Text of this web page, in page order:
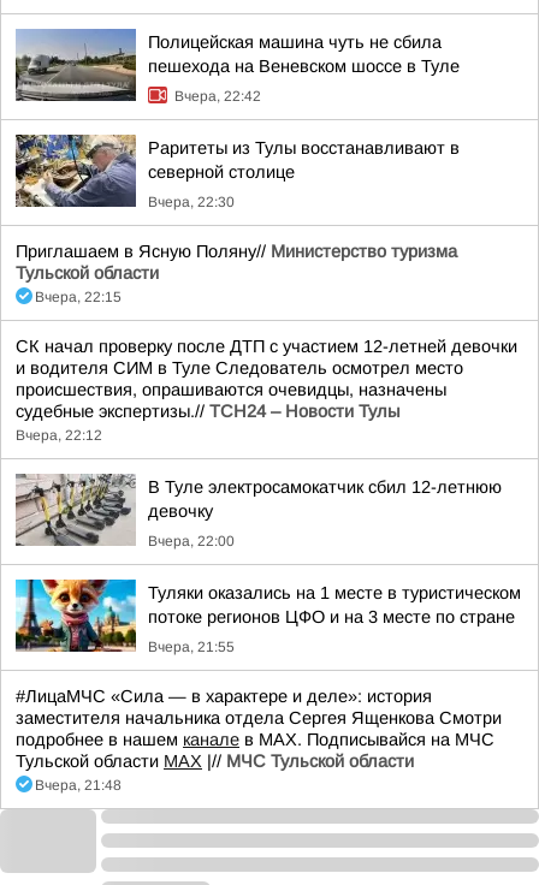
Полицейская машина чуть не сбила
пешехода на Веневском шоссе в Туле
Вчера, 22:42
Раритеты из Тулы восстанавливают в
северной столице
Вчера, 22:30
Приглашаем в Ясную Поляну// Министерство туризма
Тульской области
Вчера, 22:15
СК начал проверку после ДТП с участием 12-летней девочки
и водителя СИМ в Туле Следователь осмотрел место
происшествия, опрашиваются очевидцы, назначены
судебные экспертизы.// ТСН24 – Новости Тулы
Вчера, 22:12
В Туле электросамокатчик сбил 12-летнюю
девочку
Вчера, 22:00
Туляки оказались на 1 месте в туристическом
потоке регионов ЦФО и на 3 месте по стране
Вчера, 21:55
#ЛицаМЧС «Сила — в характере и деле»: история
заместителя начальника отдела Сергея Ященкова Смотри
подробнее в нашем канале в МАХ. Подписывайся на МЧС
Тульской области MAX |// МЧС Тульской области
Вчера, 21:48